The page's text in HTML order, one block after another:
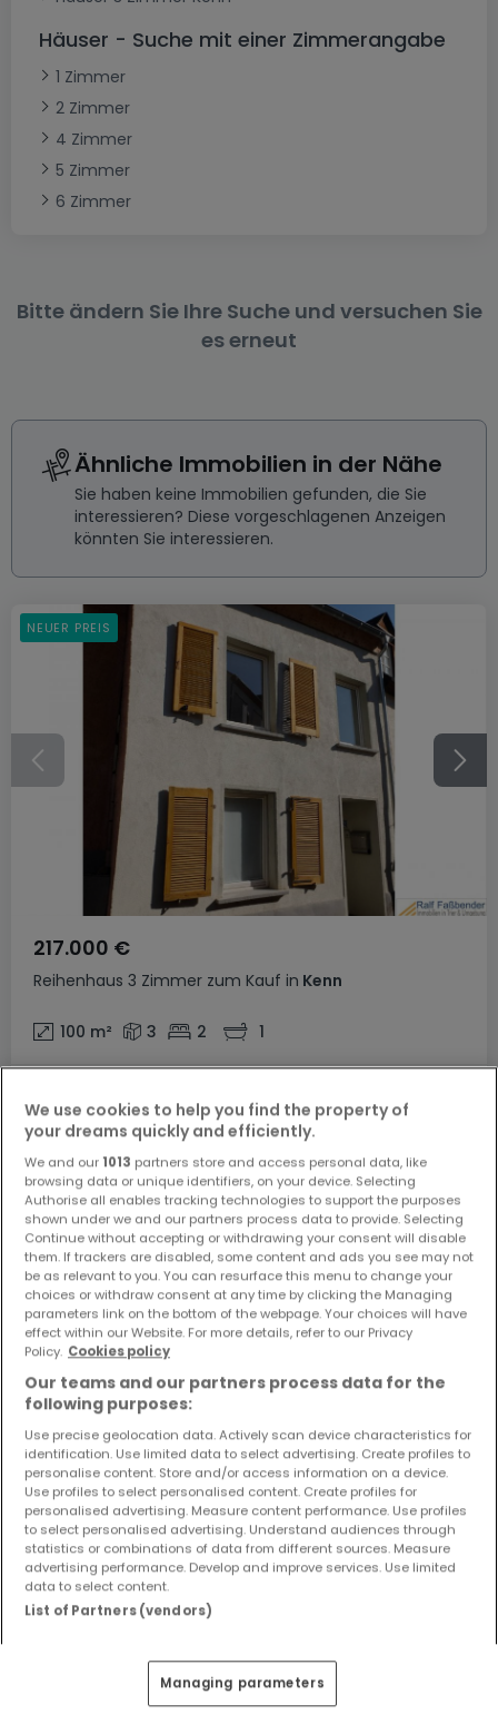
Häuser - Suche mit einer Zimmerangabe
1 Zimmer
2 Zimmer
4 Zimmer
5 Zimmer
6 Zimmer
Bitte ändern Sie Ihre Suche und versuchen Sie
es erneut
Ähnliche Immobilien in der Nähe
Sie haben keine Immobilien gefunden, die Sie
interessieren? Diese vorgeschlagenen Anzeigen
könnten Sie interessieren.
Reihenhaus 3 Zimmer zum Kauf in Kenn
217.000 €
100 m² 3 2 1
NEUER PREIS
Haus 3 Zimmer zum Kauf inMertesdorf
314.800 €
130 m² 3 2
We use cookies to help you find the property of
your dreams quickly and efficiently.
We and our 1013 partners store and access personal data, like
browsing data or unique identifiers, on your device. Selecting
Authorise all enables tracking technologies to support the purposes
shown under we and our partners process data to provide. Selecting
Continue without accepting or withdrawing your consent will disable
them. If trackers are disabled, some content and ads you see may not
be as relevant to you. You can resurface this menu to change your
choices or withdraw consent at any time by clicking the Managing
parameters link on the bottom of the webpage. Your choices will have
effect within our Website. For more details, refer to our Privacy
Policy. Cookies policy
Our teams and our partners process data for the
following purposes:
Use precise geolocation data. Actively scan device characteristics for
identification. Use limited data to select advertising. Create profiles to
personalise content. Store and/or access information on a device.
Use profiles to select personalised content. Create profiles for
personalised advertising. Measure content performance. Use profiles
to select personalised advertising. Understand audiences through
statistics or combinations of data from different sources. Measure
advertising performance. Develop and improve services. Use limited
data to select content.
List of Partners (vendors)
Managing parameters